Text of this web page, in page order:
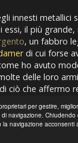
per gestire,
navigazione. Chiudendo
navigazione acconsenti
innesti metallici
il più grande,
, un fabbro
di cui forse
ho avuto
delle loro
ciò che affermo
, dove quella
presenza di arti
libro